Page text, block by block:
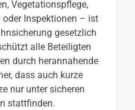
Vegetationspflege,
Inspektionen – ist
gesetzlich
alle Beteiligten
durch herannahende
dass auch kurze
nur unter sicheren
stattfinden.